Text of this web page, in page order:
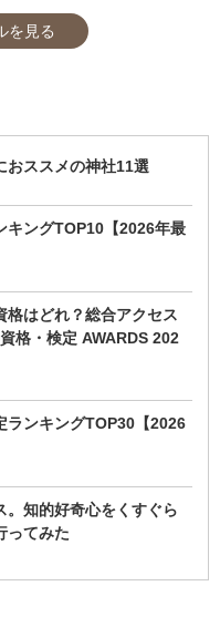
を見る
おススメの神社11選
キングTOP10【2026年最
格はどれ？総合アクセス
格・検定 AWARDS 202
ランキングTOP30【2026
。知的好奇心をくすぐら
ってみた